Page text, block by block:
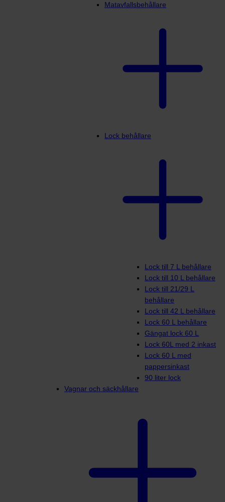
Matavfallsbehållare
Lock behållare
Lock till 7 L behållare
Lock till 10 L behållare
Lock till 21/29 L
behållare
Lock till 42 L behållare
Lock 60 L behållare
Gängat lock 60 L
Lock 60L med 2 inkast
Lock 60 L med
pappersinkast
90 liter lock
Vagnar och säckhållare